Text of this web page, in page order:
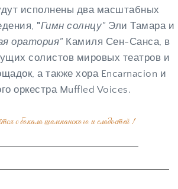
"Гимн солнцу" Эли Тамара и
оратория" Камиля Сен-Санса, в
солистов мировых театров и
а также хора Encarnacion и
оркестра Muffled Voices.
с бокала шампанского и сладостей !